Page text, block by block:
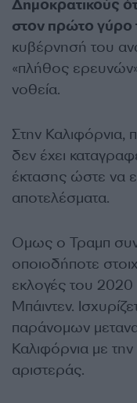
Δημοκρατικούς
στον πρώτο γύρο
κυβέρνησή του
«πλήθος ερευνών»
νοθεία.
Στην Καλιφόρνια,
δεν έχει
έκτασης ώστε να
αποτελέσματα.
Ομως ο Τραμπ
οποιοδήποτε
εκλογές του 2020
Μπάιντεν.
παράνομων
Καλιφόρνια με
αριστεράς.